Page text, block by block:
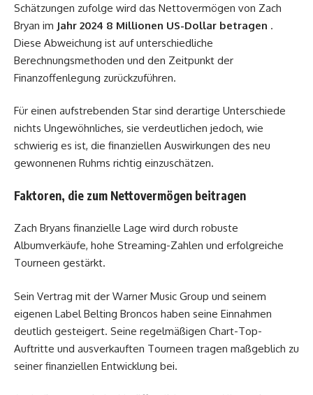
Schätzungen zufolge wird das Nettovermögen von Zach
Bryan im Jahr 2024 8 Millionen US-Dollar betragen .
Diese Abweichung ist auf unterschiedliche
Berechnungsmethoden und den Zeitpunkt der
Finanzoffenlegung zurückzuführen.
Für einen aufstrebenden Star sind derartige Unterschiede
nichts Ungewöhnliches, sie verdeutlichen jedoch, wie
schwierig es ist, die finanziellen Auswirkungen des neu
gewonnenen Ruhms richtig einzuschätzen.
Faktoren, die zum Nettovermögen beitragen
Zach Bryans finanzielle Lage wird durch robuste
Albumverkäufe, hohe Streaming-Zahlen und erfolgreiche
Tourneen gestärkt.
Sein Vertrag mit der Warner Music Group und seinem
eigenen Label Belting Broncos haben seine Einnahmen
deutlich gesteigert. Seine regelmäßigen Chart-Top-
Auftritte und ausverkauften Tourneen tragen maßgeblich zu
seiner finanziellen Entwicklung bei.